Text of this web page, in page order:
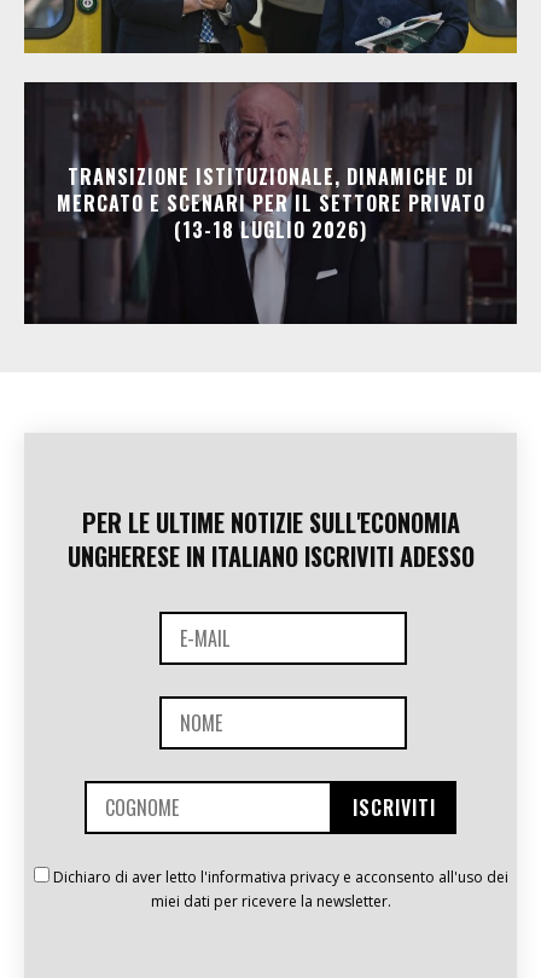
TRANSIZIONE ISTITUZIONALE, DINAMICHE DI
MERCATO E SCENARI PER IL SETTORE PRIVATO
(13-18 LUGLIO 2026)
PER LE ULTIME NOTIZIE SULL'ECONOMIA
UNGHERESE IN ITALIANO ISCRIVITI ADESSO
Dichiaro di aver letto l'informativa privacy e acconsento all'uso dei
miei dati per ricevere la newsletter.